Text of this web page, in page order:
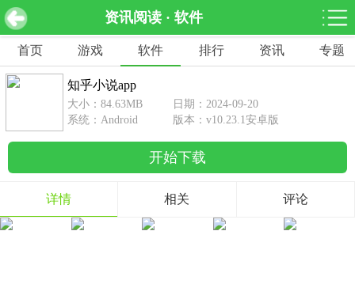
资讯阅读 · 软件
网游分类 软件分类
休闲益智
462款游戏
赛车竞速
122款游戏
43款游戏
1642款游戏
动作射击
351款游戏
69款游戏
经营养成
冒险解谜
首页 游戏 软件 排行 资讯 专题
知乎小说app v10.23.1安卓版 下载
知乎小说app
大小：84.63MB
日期：2024-09-20
系统：Android
版本：v10.23.1安卓版
开始下载
详情 相关 评论